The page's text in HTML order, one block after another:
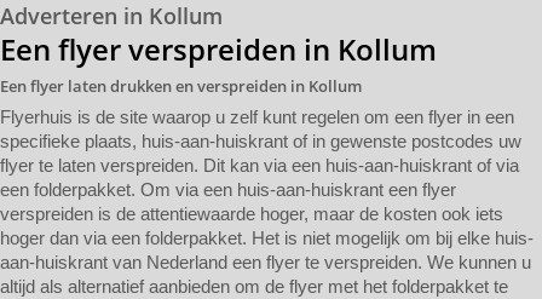
Adverteren in Kollum
Een flyer verspreiden in Kollum
Een flyer laten drukken en verspreiden in Kollum
Flyerhuis is de site waarop u zelf kunt regelen om een flyer in een
specifieke plaats, huis-aan-huiskrant of in gewenste postcodes uw
flyer te laten verspreiden. Dit kan via een huis-aan-huiskrant of via
een folderpakket. Om via een huis-aan-huiskrant een flyer
verspreiden is de attentiewaarde hoger, maar de kosten ook iets
hoger dan via een folderpakket. Het is niet mogelijk om bij elke huis-
aan-huiskrant van Nederland een flyer te verspreiden. We kunnen u
altijd als alternatief aanbieden om de flyer met het folderpakket te